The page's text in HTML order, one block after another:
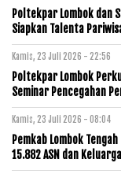
Poltekpar Lombok dan
Siapkan Talenta
Kamis, 23 Juli 2026 - 22:56
Poltekpar Lombok
Seminar Pencegahan
Kamis, 23 Juli 2026 - 08:04
Pemkab Lombok
15.882 ASN dan